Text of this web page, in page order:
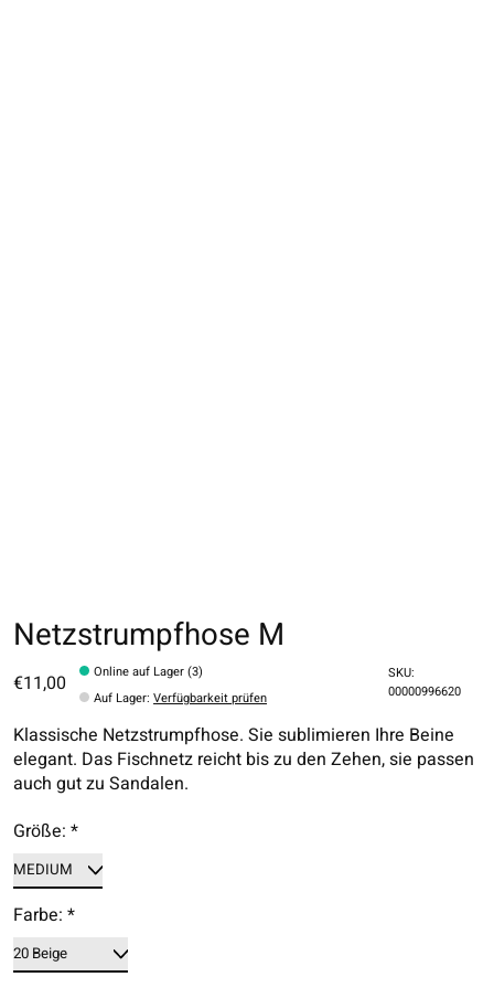
Netzstrumpfhose M
€11,00
Online auf Lager (3)
Auf Lager:Verfügbarkeit prüfen
SKU:
00000996620
Klassische Netzstrumpfhose. Sie sublimieren Ihre Beine
elegant. Das Fischnetz reicht bis zu den Zehen, sie passen
auch gut zu Sandalen.
Größe: *
Farbe: *